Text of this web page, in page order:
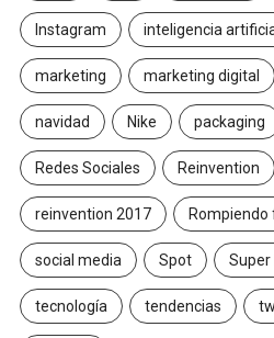
Instagram inteligencia
marketing marketing digital
navidad Nike packaging
Redes Sociales Reinvention
reinvention 2017
social media Spot Super
tecnología tendencias